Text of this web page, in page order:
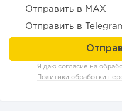
Coffee Way приступил к
Отправить в MAX
Отправить в
Я даю согласие на
Политики обработки